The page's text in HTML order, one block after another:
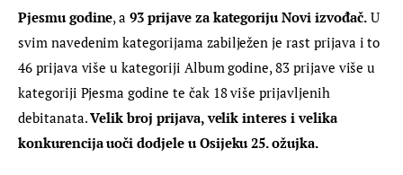
Pjesmu godine, a 93 prijave za kategoriju Novi izvođač. U
svim navedenim kategorijama zabilježen je rast prijava i to
46 prijava više u kategoriji Album godine, 83 prijave više u
kategoriji Pjesma godine te čak 18 više prijavljenih
debitanata. Velik broj prijava, velik interes i velika
konkurencija uoči dodjele u Osijeku 25. ožujka.